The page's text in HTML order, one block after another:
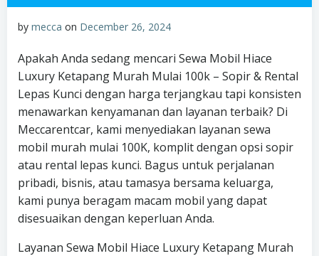
by mecca on December 26, 2024
Apakah Anda sedang mencari Sewa Mobil Hiace
Luxury Ketapang Murah Mulai 100k – Sopir & Rental
Lepas Kunci dengan harga terjangkau tapi konsisten
menawarkan kenyamanan dan layanan terbaik? Di
Meccarentcar, kami menyediakan layanan sewa
mobil murah mulai 100K, komplit dengan opsi sopir
atau rental lepas kunci. Bagus untuk perjalanan
pribadi, bisnis, atau tamasya bersama keluarga,
kami punya beragam macam mobil yang dapat
disesuaikan dengan keperluan Anda.
Layanan Sewa Mobil Hiace Luxury Ketapang Murah